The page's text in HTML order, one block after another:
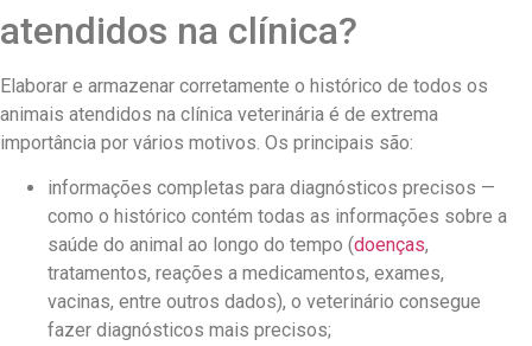
atendidos na clínica?
Elaborar e armazenar corretamente o histórico de todos os
animais atendidos na clínica veterinária é de extrema
importância por vários motivos. Os principais são:
informações completas para diagnósticos precisos —
como o histórico contém todas as informações sobre a
saúde do animal ao longo do tempo (doenças,
tratamentos, reações a medicamentos, exames,
vacinas, entre outros dados), o veterinário consegue
fazer diagnósticos mais precisos;